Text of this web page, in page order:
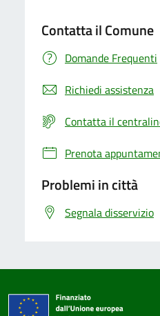
Contatta il Comune
Domande Frequenti
Richiedi assistenza
Contatta il
Prenota
Problemi in città
Segnala disservizio